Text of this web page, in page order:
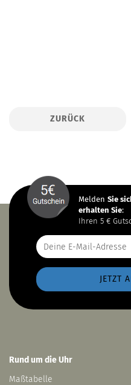
ZURÜCK
Melden Sie
erhalten Sie:
Ihren 5 €
Rund um die Uhr
Maßtabelle